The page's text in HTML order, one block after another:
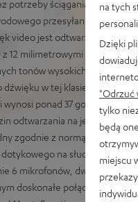
potrzeby ściągania słuchawek
przesyłania muzyki ze
video jest odtwarzany
12 milimetrowymi
tonów wysokich, ciepłych
w tej klasie cenowej
ponad 37 godzin bez
odtwarzania na jednym
zgodnie z normą IPX4,
na słuchawce
6 mikrofonów, dwa z nich
doskonałe połączenia
na tych
Dzięki
"Odrzuć
tylko
będą
miejscu